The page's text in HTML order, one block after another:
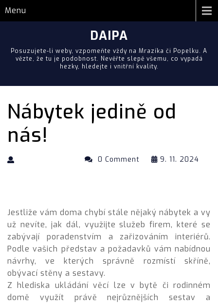
Menu
DAIPA
Posuzujete-li weby, vzpomeňte vždy na Mrazíka či Popelku. A
vězte, že tu je podobnost. Nevěřte slepě všemu, co vypadá
hezky, hledejte i vnitřní kvality.
Nábytek jedině od
nás!
9. 11. 2024
0 Comment
Jestliže vám doma chybí stále nějaký nábytek a vy
už nevíte, jak dál, využijte služeb firem, které se
zabývají poradenstvím a zařizováním interiérů.
Podle vašich představ a požadavků vám nabídnou
návrhy, ve kterých správně rozmístí skříně,
obývací stěny a sestavy.
Z hlediska ukládání věcí lze v bytě či rodinném
domě využít právě nejrůznějších sestav a